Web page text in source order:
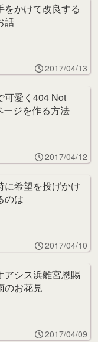
をかけて改良する
話
2017/04/13
可愛く404 Not
ージを作る方法
2017/04/12
に希望を投げかけ
のは
2017/04/10
アシス浜離宮恩賜
のお花見
2017/04/09